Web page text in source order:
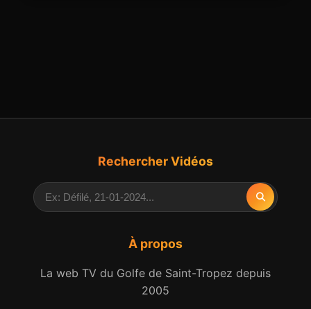
À propos
La web TV du Golfe de Saint-Tropez depuis
2005
Rechercher Vidéos